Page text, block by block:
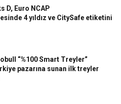
D, Euro NCAP
4 yıldız ve CitySafe etiketini
“%100 Smart Treyler”
pazarına sunan ilk treyler